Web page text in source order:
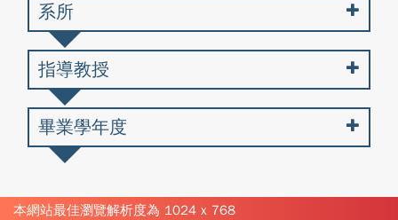
系所
指導教授
畢業學年度
本網站最佳瀏覽解析度為 1024 x 768